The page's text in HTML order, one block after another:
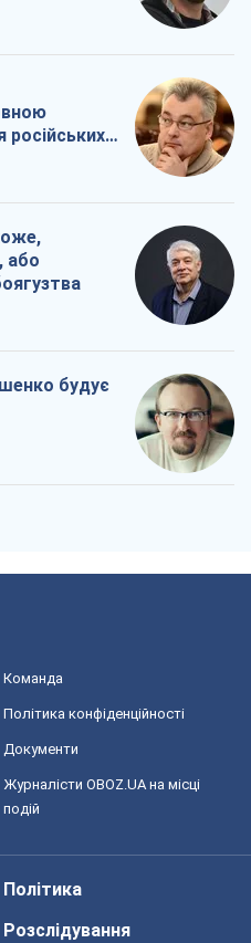
російських
або
будує
Команда
Політика конфіденційності
Документи
Журналісти OBOZ.UA на місці
подій
Політика
Розслідування